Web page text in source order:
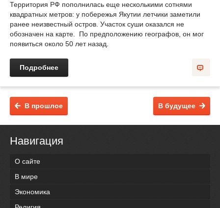
Территория РФ пополнилась еще несколькими сотнями
квадратных метров: у побережья Якутии летчики заметили
ранее неизвестный остров. Участок суши оказался не
обозначен на карте. По предположению географов, он мог
появиться около 50 лет назад.
Подробнее
В будущее
В прошлое
Навигация
О сайте
В мире
Экономика